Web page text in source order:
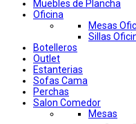
Muebles de Plancha
Oficina
Mesas
Sillas
Botelleros
Outlet
Estanterias
Sofas Cama
Perchas
Salon Comedor
Mesas